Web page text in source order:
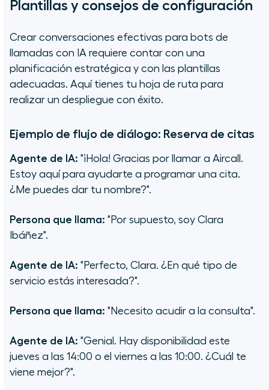
Plantillas y consejos de configuración
Crear conversaciones efectivas para bots de
llamadas con IA requiere contar con una
planificación estratégica y con las plantillas
adecuadas. Aquí tienes tu hoja de ruta para
realizar un despliegue con éxito.
Ejemplo de flujo de diálogo: Reserva de citas
Agente de IA: "¡Hola! Gracias por llamar a Aircall.
Estoy aquí para ayudarte a programar una cita.
¿Me puedes dar tu nombre?".
Persona que llama: "Por supuesto, soy Clara
Ibáñez".
Agente de IA: "Perfecto, Clara. ¿En qué tipo de
servicio estás interesada?".
Persona que llama: "Necesito acudir a la consulta".
Agente de IA: "Genial. Hay disponibilidad este
jueves a las 14:00 o el viernes a las 10:00. ¿Cuál te
viene mejor?".